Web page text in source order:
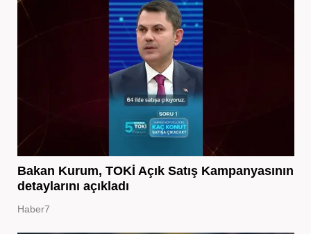
Bakan Kurum, TOKİ Açık Satış Kampanyasının
detaylarını açıkladı
Haber7